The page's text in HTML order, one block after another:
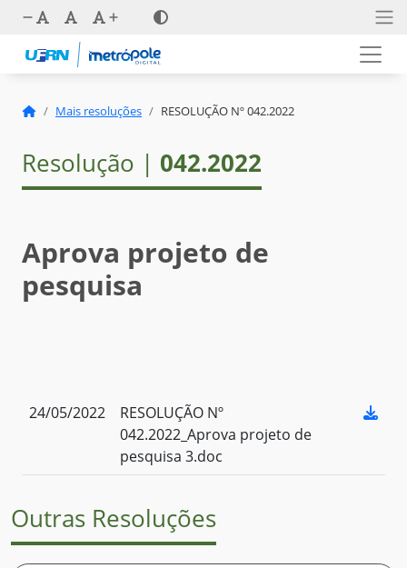
Mais resoluções RESOLUÇÃO Nº 042.2022
Resolução | 042.2022
Aprova projeto de
pesquisa
24/05/2022
RESOLUÇÃO Nº
042.2022_Aprova projeto de
pesquisa 3.doc
Outras Resoluções